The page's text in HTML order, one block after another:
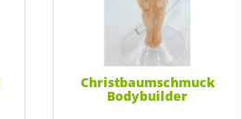
Christbaumschmuck
Bodybuilder